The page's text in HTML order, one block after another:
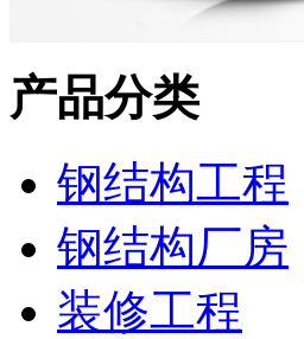
产品分类
钢结构工程
钢结构厂房
装修工程